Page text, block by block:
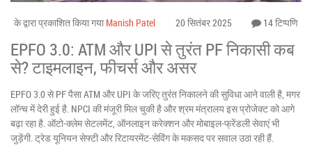
के द्वारा प्रकाशित किया गया Manish Patel 20 सितंबर 2025 14 टिप्पणि
EPFO 3.0: ATM और UPI से तुरंत PF निकासी कब
से? टाइमलाइन, फीचर्स और असर
EPFO 3.0 से PF पैसा ATM और UPI के जरिए तुरंत निकालने की सुविधा आने वाली है, मगर
लॉन्च में देरी हुई है. NPCI की मंजूरी मिल चुकी है और श्रम मंत्रालय इस प्रोजेक्ट को आगे
बढ़ा रहा है. ऑटो-क्लेम सेटलमेंट, ऑनलाइन करेक्शन और मोबाइल-फ्रेंडली सेवाएं भी
जुड़ेंगी. ट्रेड यूनियन सेफ्टी और रिटायरमेंट-सेविंग के मकसद पर सवाल उठा रही हैं.